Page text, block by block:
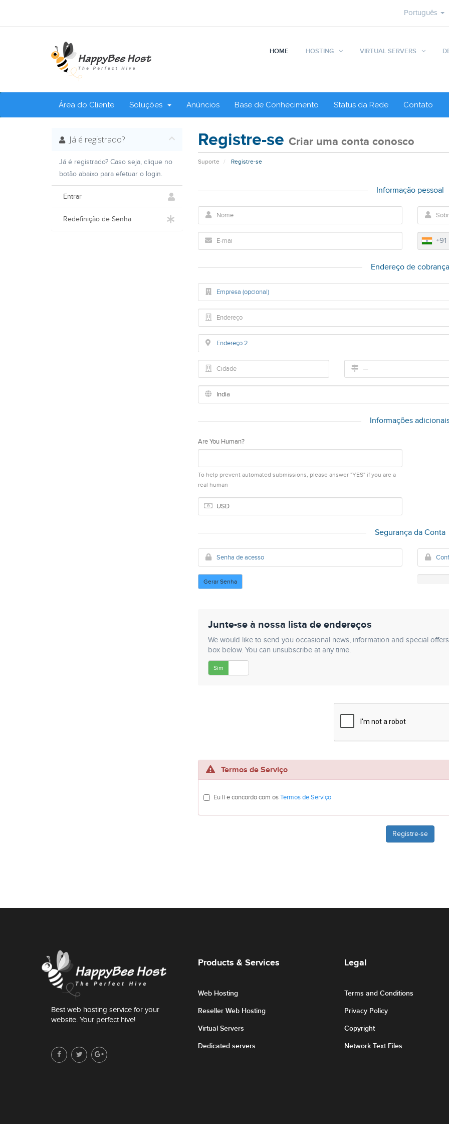
Português
HOME HOSTING VIRTUAL SERVERS
Área do Cliente Soluções Anúncios Base de Conhecimento Status da Rede Contato
Registre-se Criar uma conta conosco
Suporte Registre-se
Já é registrado?
Já é registrado? Caso seja, clique no
botão abaixo para efetuar o login.
Entrar
Redefinição de Senha
Informação pessoal
+91
Endereço de cobrança
Informações
Are You Human?
To help prevent automated submissions, please answer "YES" if you are a
real human
Segurança da Conta
Gerar Senha
Junte-se à nossa lista de endereços
We would like to send you occasional news, information and special
box below. You can unsubscribe at any time.
Sim
Termos de Serviço
Eu li e concordo com osTermos de Serviço
Best web hosting service for your
website. Your perfect hive!
Products & Services
Web Hosting
Reseller Web Hosting
Virtual Servers
Dedicated servers
Legal
Terms and Conditions
Privacy Policy
Copyright
Network Text Files